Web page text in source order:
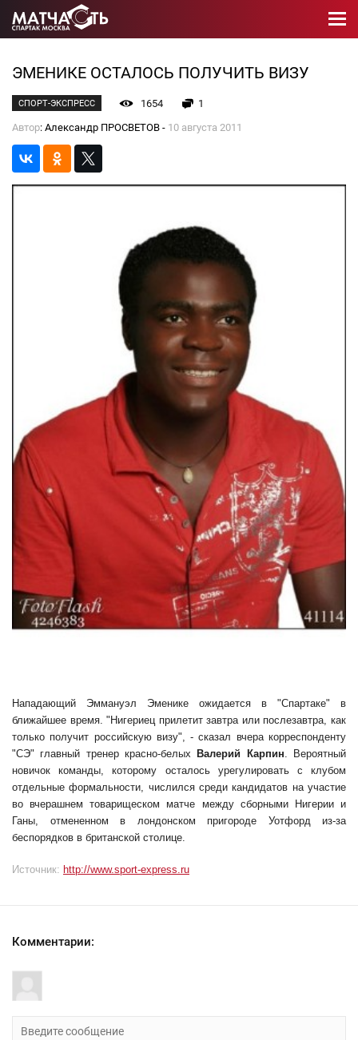
ЭМЕНИКЕ ОСТАЛОСЬ ПОЛУЧИТЬ ВИЗУ
СПОРТ-ЭКСПРЕСС 1654
1
Автор: Александр ПРОСВЕТОВ - 10 августа 2011
Нападающий Эммануэл Эменике ожидается в "Спартаке" в
ближайшее время. "Нигериец прилетит завтра или послезавтра, как
только получит российскую визу", - сказал вчера корреспонденту
"СЭ" главный тренер красно-белых
Валерий Карпин. Вероятный
новичок команды, которому осталось урегулировать с клубом
отдельные формальности, числился среди кандидатов на участие
во вчерашнем товарищеском матче между сборными Нигерии и
Ганы, отмененном в лондонском пригороде Уотфорд из-за
беспорядков в британской столице.
Источник: http://www.sport-express.ru
Комментарии: